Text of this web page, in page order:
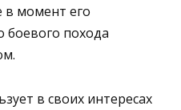
в момент его
боевого похода
в своих интересах